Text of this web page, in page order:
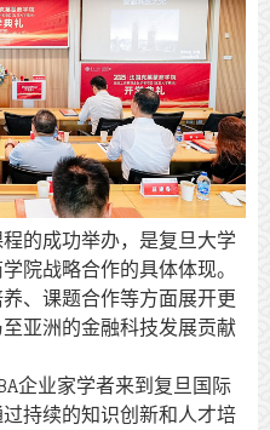
的成功举办，是复旦大学
院战略合作的具体体现。
、课题合作等方面展开更
亚洲的金融科技发展贡献
业家学者来到复旦国际
持续的知识创新和人才培